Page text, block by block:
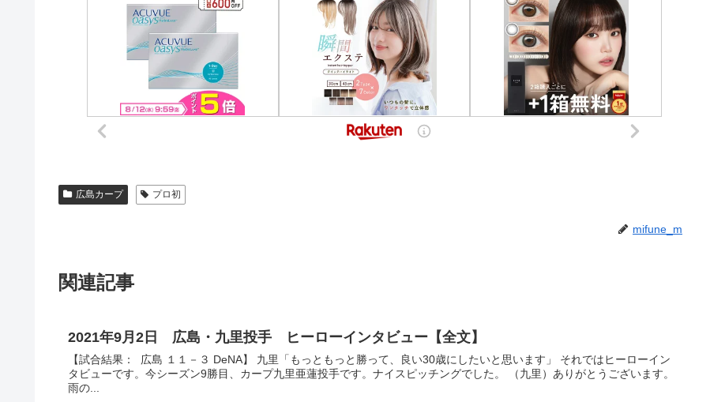
広島カープ プロ初
mifune_m
関連記事
2021年9月2日 広島・九里投手 ヒーローインタビュー【全文】
【試合結果： 広島 １１－３ DeNA】 九里「もっともっと勝って、良い30歳にしたいと思います」 それではヒーローイン
タビューです。今シーズン9勝目、カープ九里亜蓮投手です。ナイスピッチングでした。 （九里）ありがとうございます。
雨の...